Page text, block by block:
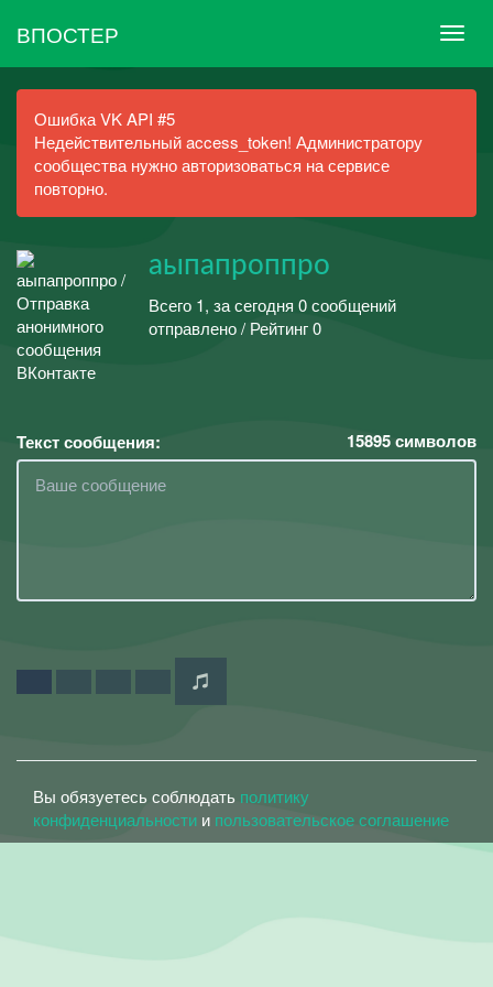
ВПОСТЕР
Ошибка VK API #5
Недействительный access_token! Администратору
сообщества нужно авторизоваться на сервисе
повторно.
аыпапроппро
Всего 1, за сегодня 0 сообщений
отправлено / Рейтинг 0
Текст сообщения: 15895символов
Вы обязуетесь соблюдать политику
конфиденциальности и пользовательское соглашение